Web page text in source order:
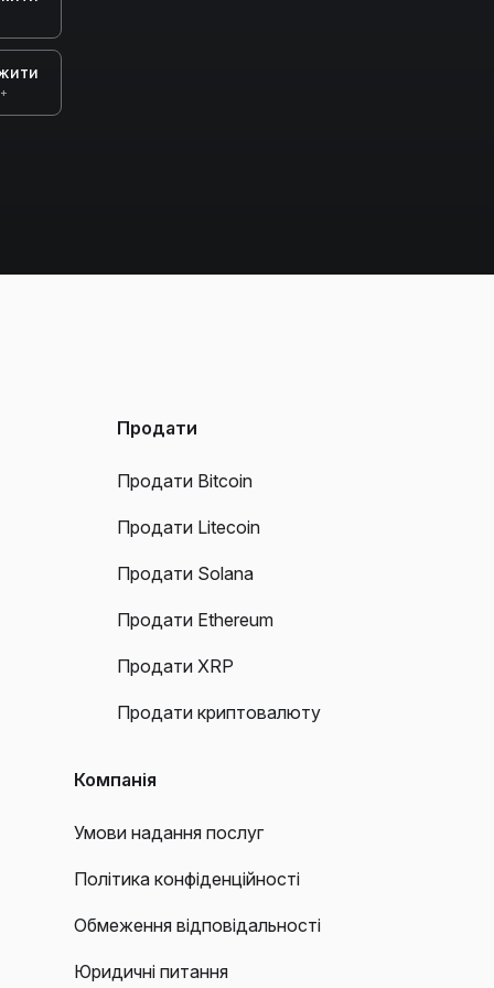
Продати
Продати Bitcoin
Продати Litecoin
Продати Solana
Продати Ethereum
Продати XRP
Продати криптовалюту
Компанія
Умови надання послуг
Політика конфіденційності
Обмеження відповідальності
Юридичні питання